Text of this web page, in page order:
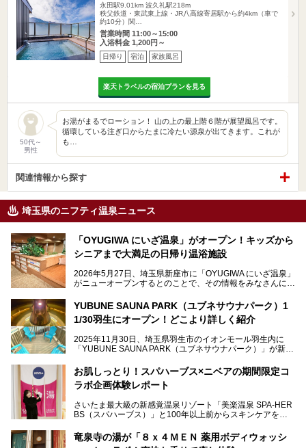
永田駅9.01km 波久礼駅218m
秩父鉄道・東武東上線・JR八高線寄居駅から約4km（車で
約10分）関…
営業時間 11:00～15:00
入浴料金 1,200円～
日帰り 宿泊 家族風呂
楽天トラベルの宿泊プランを見る
50代～
男性
お湯がまるでローション！ 山の上の最上階６階が展望風呂です。
循環している注ぎ口からたまに冷たい源泉が出てきます。これが
も…
関連情報から探す
埼玉県のニフティ温泉ニュース
「OYUGIWA にいざ温泉」がオープン！キッズから
シニアまで大満足の日帰り温浴施設
2026年5月27日、埼玉県新座市に「OYUGIWA にいざ温泉」
がニューオープンするとのことで、その情報をみなさんにい
メインとなる黒湯の天然温泉や本格的なサウナをはじめ、4
種類のリラックスルームやお食事処、他施設とは一線を画す
てきました！
YUBUNE SAUNA PARK（ユブネサウナパーク）1
1/30羽生にオープン！どこより詳しく紹介
2025年11月30日、埼玉県羽生市のイオンモール羽生内に
「YUBUNE SAUNA PARK（ユブネサウナパーク）」が新規
今年の4月1日から楽久屋グループの一員となった「湯舞音
（ユブネ）」が新ブランド「YUBUNE SAUNA PARK」を立
湯舞音らしいサウナにこだわった遊び心満点の"銭湯×屋外サ
ウナ"施設で、男女別のお風呂のほか、水着やサウナ着で楽
ど、ユニークなポイントがいっぱい！
オープン前取材に行ってきましたので、早速どこより詳しく
お肌しっとり！スパハーブス×ニベアの期間限定コ
ラボ企画体験レポート
さいたま最大級の新感覚温泉リゾート「美楽温泉 SPA-HER
BS（スパハーブス）」と100年以上前からスキンケアを考
読者モデルやインスタグラマーとして活躍している、美容＆
スパ大好きの畑瀬愛さんと取材してきました。
竜泉寺の湯が「８ｘ４ＭＥＮ 薬用ボディウォッシ